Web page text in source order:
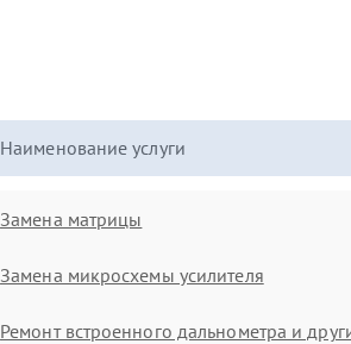
Наименование услуги
Замена матрицы
Замена микросхемы усилителя
Ремонт встроенного дальнометра и